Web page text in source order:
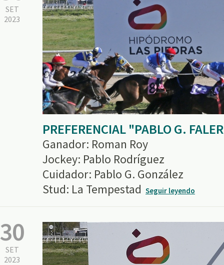
SET
2023
PREFERENCIAL "PABLO G.
Ganador: Roman Roy
Jockey: Pablo Rodríguez
Cuidador: Pablo G. González
Stud: La Tempestad Seguir leyendo
30
SET
2023